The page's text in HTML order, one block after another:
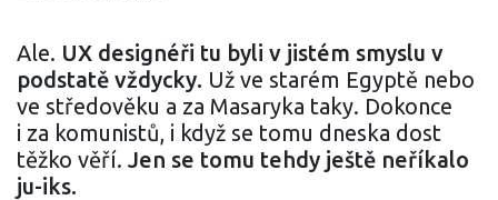
Ale. UX designéři tu byli v jistém smyslu v
podstatě vždycky. Už ve starém Egyptě nebo
ve středověku a za Masaryka taky. Dokonce
i za komunistů, i když se tomu dneska dost
těžko věří. Jen se tomu tehdy ještě neříkalo
ju-iks.